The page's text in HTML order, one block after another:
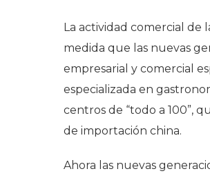
La actividad comercial de
medida que las nuevas
empresarial y comercial
especializada en
centros de “todo a 100”,
de importación china.
Ahora las nuevas